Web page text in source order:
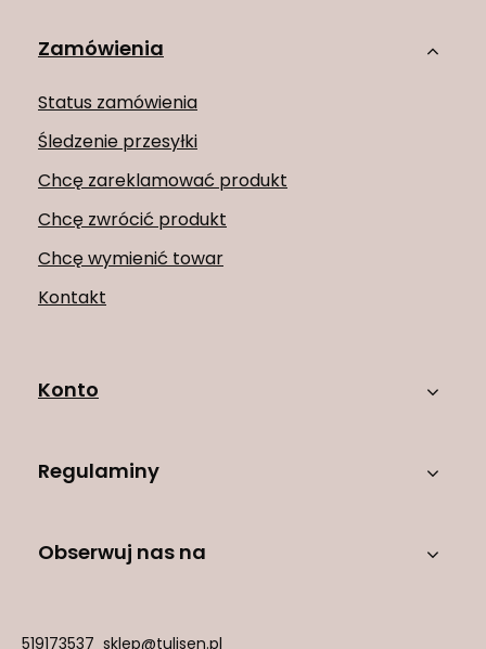
Zamówienia
Status zamówienia
Śledzenie przesyłki
Chcę zareklamować produkt
Chcę zwrócić produkt
Chcę wymienić towar
Kontakt
Konto
Regulaminy
Obserwuj nas na
519173537 sklep@tulisen.pl